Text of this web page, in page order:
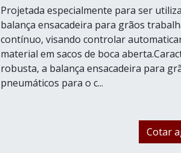
Projetada especialmente para ser
balança ensacadeira para grãos
contínuo, visando controlar
material em sacos de boca
robusta, a balança ensacadeira para
pneumáticos para o c...
Cotar